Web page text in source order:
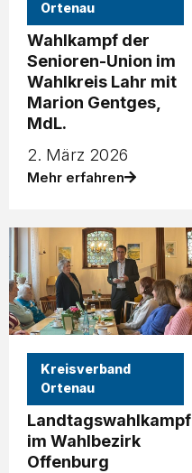
Ortenau
Wahlkampf der
Senioren-Union im
Wahlkreis Lahr mit
Marion Gentges,
MdL.
2. März 2026
Mehr erfahren
Kreisverband
Ortenau
Landtagswahlkampf
im Wahlbezirk
Offenburg